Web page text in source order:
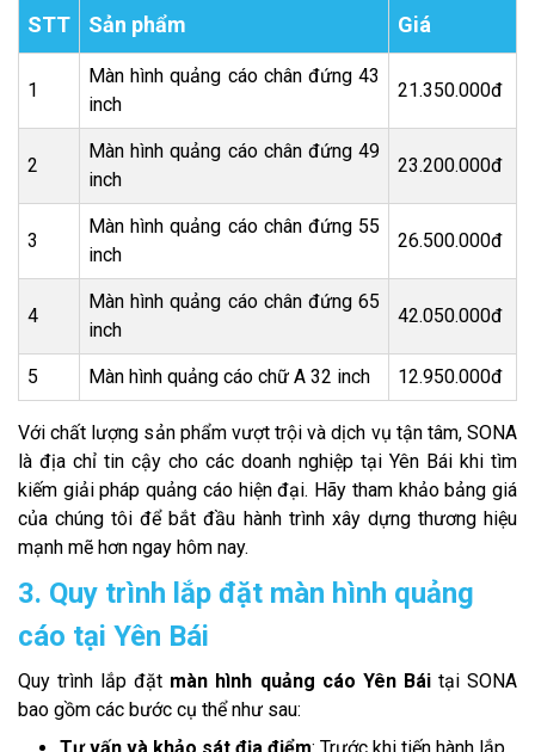
STT Sản phẩm Giá
1
Màn hình quảng cáo chân đứng 43
inch
21.350.000đ
2
Màn hình quảng cáo chân đứng 49
inch
23.200.000đ
3
Màn hình quảng cáo chân đứng 55
inch
26.500.000đ
4
Màn hình quảng cáo chân đứng 65
inch
42.050.000đ
5 Màn hình quảng cáo chữ A 32 inch 12.950.000đ
Với chất lượng sản phẩm vượt trội và dịch vụ tận tâm, SONA
là địa chỉ tin cậy cho các doanh nghiệp tại Yên Bái khi tìm
kiếm giải pháp quảng cáo hiện đại. Hãy tham khảo bảng giá
của chúng tôi để bắt đầu hành trình xây dựng thương hiệu
mạnh mẽ hơn ngay hôm nay.
3. Quy trình lắp đặt màn hình quảng
cáo tại Yên Bái
Quy trình lắp đặt màn hình quảng cáo Yên Bái tại SONA
bao gồm các bước cụ thể như sau: